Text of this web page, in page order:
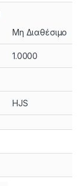
Μη Διαθέσιμο
1.0000
HJS